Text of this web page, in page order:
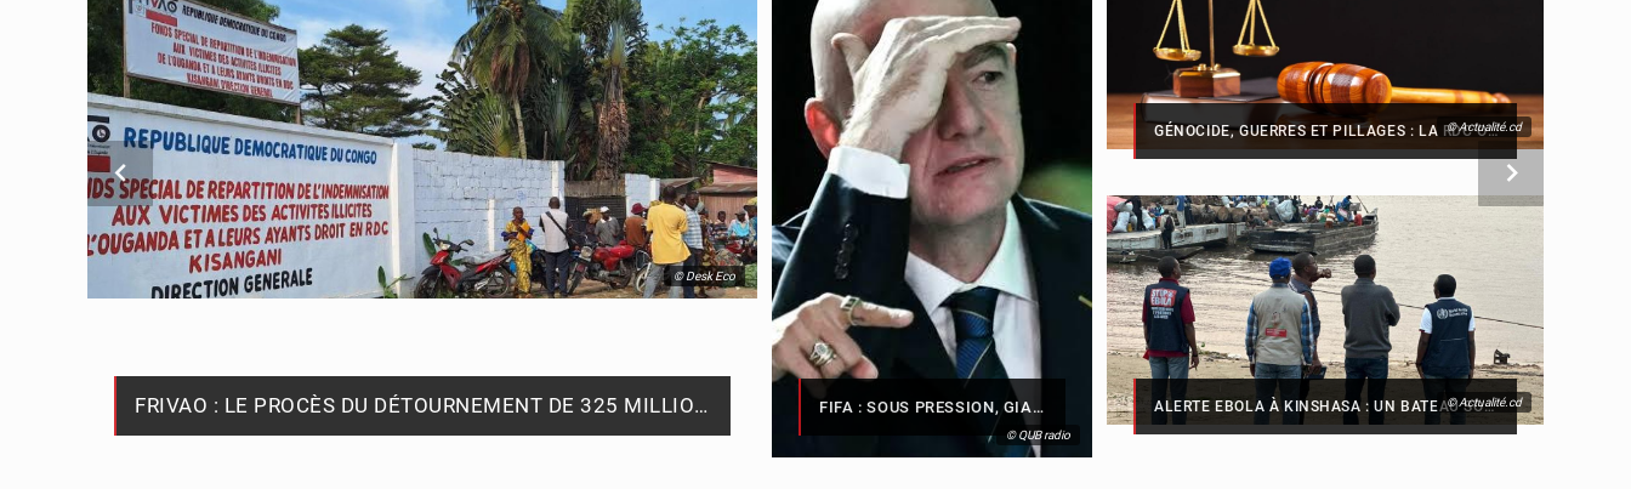
5 août 2026 Alerte Ebola à Kinshasa : Un bateau sous haute surveillance accoste à Maluku avec 200 passagers à bord
5 août 2026 RDC : Christian Bosembe annonce la fermeture imminente de TikTok pour stopper la propagande de l’AFC-M23
FRIVAO : LE PROCÈS DU DÉTOURNEMENT DE 325 MILLIONS DE DOLLARS REPORTÉ À LA MI-AOÛT
© Desk Eco
FIFA : SOUS PRESSION, GIANNI INFANTINO CONVOQUE UNE RÉUNION DE CRISE AU MAROC APRÈS L’ÉCHEC DE SON PROJET DE RÉFORME
© QUB radio
GÉNOCIDE, GUERRES ET PILLAGES : LA RDC OBTIENT UN CALENDRIER JUDICIAIRE CONTRE LE RWANDA À LA CIJ
© Actualité.cd
ALERTE EBOLA À KINSHASA : UN BATEAU SOUS HAUTE SURVEILLANCE ACCOSTE À MALUKU AVEC 200 PASSAGERS À BORD
© Actualité.cd